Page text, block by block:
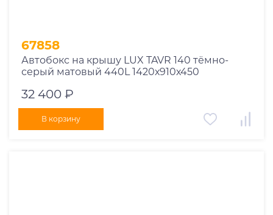
67858
Автобокс на крышу LUX TAVR 140 тёмно-
серый матовый 440L 1420х910х450
32 400 ₽
В корзину